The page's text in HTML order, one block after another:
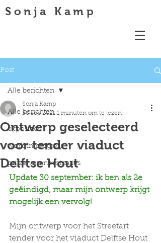
Sonja Kamp
Post
Alle berichten
exposities
work in progress
prijzen en nominaties
Alle berichten
Ontwerp geselecteerd
voor tender viaduct
Delftse Hout
Sonja Kamp
30 sep 2021 1 minuten om te lezen
Update 30 september: ik ben als 2e
geëindigd, maar mijn ontwerp krijgt
mogelijk een vervolg!
Mijn ontwerp voor het Streetart
tender voor het viaduct Delftse Hout